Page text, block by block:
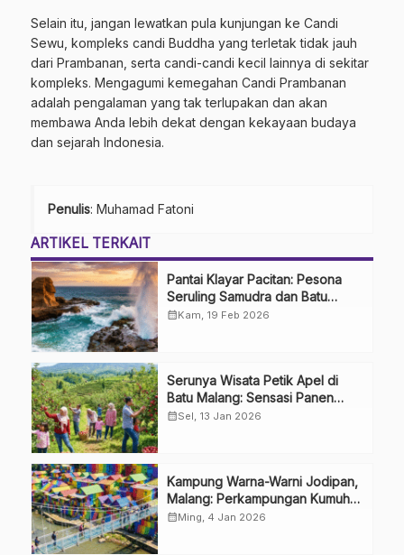
Selain itu, jangan lewatkan pula kunjungan ke Candi
Sewu, kompleks candi Buddha yang terletak tidak jauh
dari Prambanan, serta candi-candi kecil lainnya di sekitar
kompleks. Mengagumi kemegahan Candi Prambanan
adalah pengalaman yang tak terlupakan dan akan
membawa Anda lebih dekat dengan kekayaan budaya
dan sejarah Indonesia.
Penulis: Muhamad Fatoni
ARTIKEL TERKAIT
Pantai Klayar Pacitan: Pesona
Seruling Samudra dan Batu
Sphinx
calendar_monthKam, 19 Feb 2026
Serunya Wisata Petik Apel di
Batu Malang: Sensasi Panen
Langsung dari Pohon
calendar_monthSel, 13 Jan 2026
Kampung Warna-Warni Jodipan,
Malang: Perkampungan Kumuh
yang Disulap Jadi Indah
calendar_monthMing, 4 Jan 2026